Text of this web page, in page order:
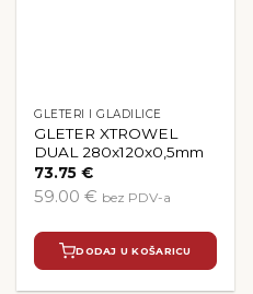
GLETERI I GLADILICE
GLETER XTROWEL
DUAL 280x120x0,5mm
73.75€
59.00 € bez PDV-a
DODAJ U KOŠARICU